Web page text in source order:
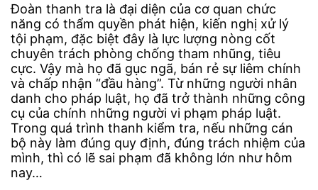
Đoàn thanh tra là đại diện của cơ quan chức
năng có thẩm quyền phát hiện, kiến nghị xử lý
tội phạm, đặc biệt đây là lực lượng nòng cốt
chuyên trách phòng chống tham nhũng, tiêu
cực. Vậy mà họ đã gục ngã, bán rẻ sự liêm chính
và chấp nhận “đầu hàng”. Từ những người nhân
danh cho pháp luật, họ đã trở thành những công
cụ của chính những người vi phạm pháp luật.
Trong quá trình thanh kiểm tra, nếu những cán
bộ này làm đúng quy định, đúng trách nhiệm của
mình, thì có lẽ sai phạm đã không lớn như hôm
nay…